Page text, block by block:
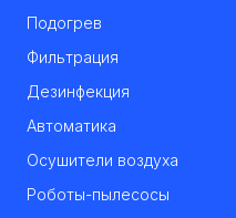
Подогрев
Фильтрация
Дезинфекция
Автоматика
Осушители воздуха
Роботы-пылесосы